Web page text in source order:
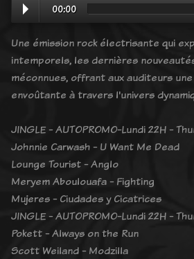
00:00
Une émission rock électrisante qui
intemporels, les dernières
méconnues, offrant aux auditeurs
envoûtante à travers l'univers
JINGLE - AUTOPROMO-Lundi 22H -
Johnnie Carwash - U Want Me Dead
Lounge Tourist - Anglo
Meryem Aboulouafa - Fighting
Mujeres - Ciudades y Cicatrices
JINGLE - AUTOPROMO-Lundi 22H -
Pokett - Always on the Run
Scott Weiland - Modzilla